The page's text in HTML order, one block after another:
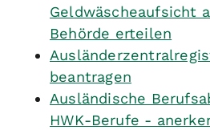
Geldwäscheaufsicht
Behörde erteilen
beantragen
Ausländische
HWK-Berufe -